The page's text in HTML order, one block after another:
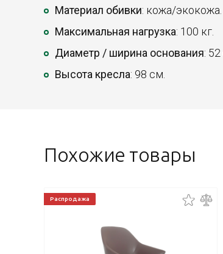
Материал обивки: кожа/экокожа.
Максимальная нагрузка: 100 кг.
Диаметр / ширина основания: 52
Высота кресла: 98 см.
Похожие товары
Распродажа